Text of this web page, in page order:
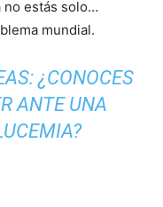
estás solo…
mundial.
¿CONOCES
ANTE UNA